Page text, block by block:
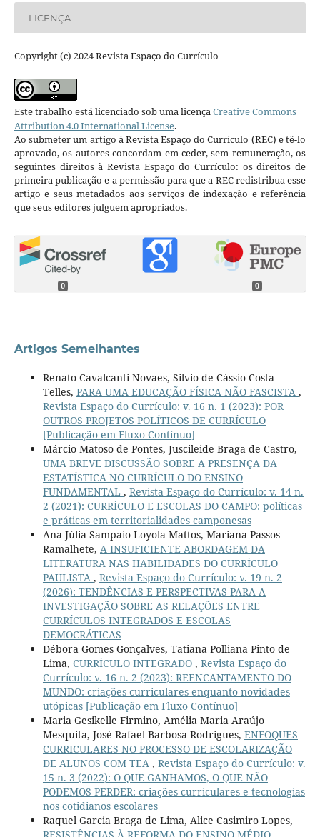
LICENÇA
Copyright (c) 2024 Revista Espaço do Currículo
Este trabalho está licenciado sob uma licençaCreative Commons
Attribution 4.0 International License.
Ao submeter um artigo à Revista Espaço do Currículo (REC) e tê-lo
aprovado, os autores concordam em ceder, sem remuneração, os
seguintes direitos à Revista Espaço do Currículo: os direitos de
primeira publicação e a permissão para que a REC redistribua esse
artigo e seus metadados aos serviços de indexação e referência
que seus editores julguem apropriados.
0 0
Artigos Semelhantes
Renato Cavalcanti Novaes, Silvio de Cássio Costa
Telles, PARA UMA EDUCAÇÃO FÍSICA NÃO FASCISTA ,
Revista Espaço do Currículo: v. 16 n. 1 (2023): POR
OUTROS PROJETOS POLÍTICOS DE CURRÍCULO
[Publicação em Fluxo Contínuo]
Márcio Matoso de Pontes, Juscileide Braga de Castro,
UMA BREVE DISCUSSÃO SOBRE A PRESENÇA DA
ESTATÍSTICA NO CURRÍCULO DO ENSINO
FUNDAMENTAL , Revista Espaço do Currículo: v. 14 n.
2 (2021): CURRÍCULO E ESCOLAS DO CAMPO: políticas
e práticas em territorialidades camponesas
Ana Júlia Sampaio Loyola Mattos, Mariana Passos
Ramalhete, A INSUFICIENTE ABORDAGEM DA
LITERATURA NAS HABILIDADES DO CURRÍCULO
PAULISTA , Revista Espaço do Currículo: v. 19 n. 2
(2026): TENDÊNCIAS E PERSPECTIVAS PARA A
INVESTIGAÇÃO SOBRE AS RELAÇÕES ENTRE
CURRÍCULOS INTEGRADOS E ESCOLAS
DEMOCRÁTICAS
Débora Gomes Gonçalves, Tatiana Polliana Pinto de
Lima, CURRÍCULO INTEGRADO , Revista Espaço do
Currículo: v. 16 n. 2 (2023): REENCANTAMENTO DO
MUNDO: criações curriculares enquanto novidades
utópicas [Publicação em Fluxo Contínuo]
Maria Gesikelle Firmino, Amélia Maria Araújo
Mesquita, José Rafael Barbosa Rodrigues, ENFOQUES
CURRICULARES NO PROCESSO DE ESCOLARIZAÇÃO
DE ALUNOS COM TEA , Revista Espaço do Currículo: v.
15 n. 3 (2022): O QUE GANHAMOS, O QUE NÃO
PODEMOS PERDER: criações curriculares e tecnologias
nos cotidianos escolares
Raquel Garcia Braga de Lima, Alice Casimiro Lopes,